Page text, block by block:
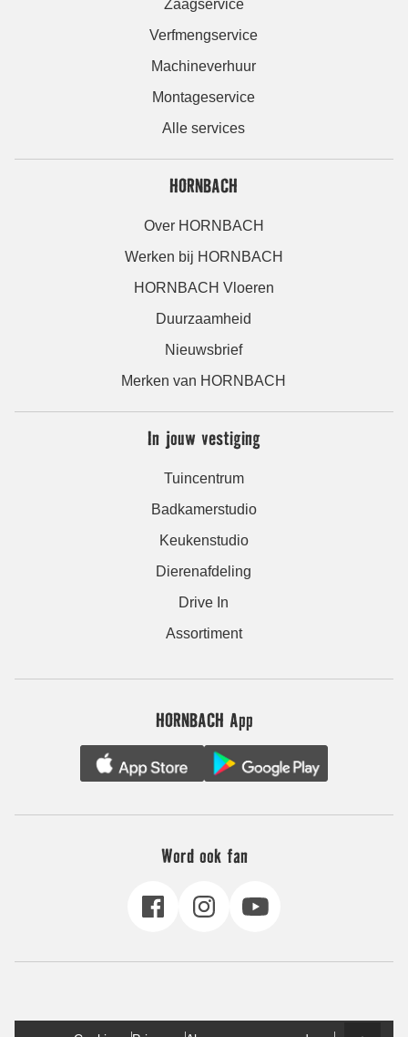
Zaagservice
Verfmengservice
Machineverhuur
Montageservice
Alle services
HORNBACH
Over HORNBACH
Werken bij HORNBACH
HORNBACH Vloeren
Duurzaamheid
Nieuwsbrief
Merken van HORNBACH
In jouw vestiging
Tuincentrum
Badkamerstudio
Keukenstudio
Dierenafdeling
Drive In
Assortiment
HORNBACH App
Word ook fan